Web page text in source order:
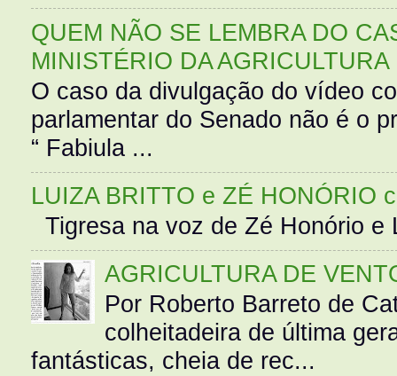
QUEM NÃO SE LEMBRA DO
MINISTÉRIO DA AGRICULTURA
O caso da divulgação do vídeo
parlamentar do Senado não é o
“ Fabiula ...
LUIZA BRITTO e ZÉ HONÓRIO
Tigresa na voz de Zé Honório
AGRICULTURA DE
Por Roberto Barreto de
colheitadeira de última
fantásticas, cheia de rec...